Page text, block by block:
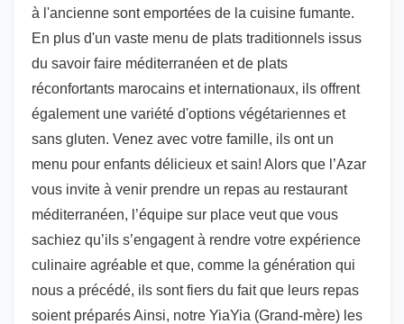
à l'ancienne sont emportées de la cuisine fumante.
En plus d'un vaste menu de plats traditionnels issus
du savoir faire méditerranéen et de plats
réconfortants marocains et internationaux, ils offrent
également une variété d'options végétariennes et
sans gluten. Venez avec votre famille, ils ont un
menu pour enfants délicieux et sain! Alors que l’Azar
vous invite à venir prendre un repas au restaurant
méditerranéen, l’équipe sur place veut que vous
sachiez qu’ils s’engagent à rendre votre expérience
culinaire agréable et que, comme la génération qui
nous a précédé, ils sont fiers du fait que leurs repas
soient préparés Ainsi, notre YiaYia (Grand-mère) les